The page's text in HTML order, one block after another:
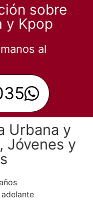
sobre
y Kpop
al
Urbana y
Jóvenes y